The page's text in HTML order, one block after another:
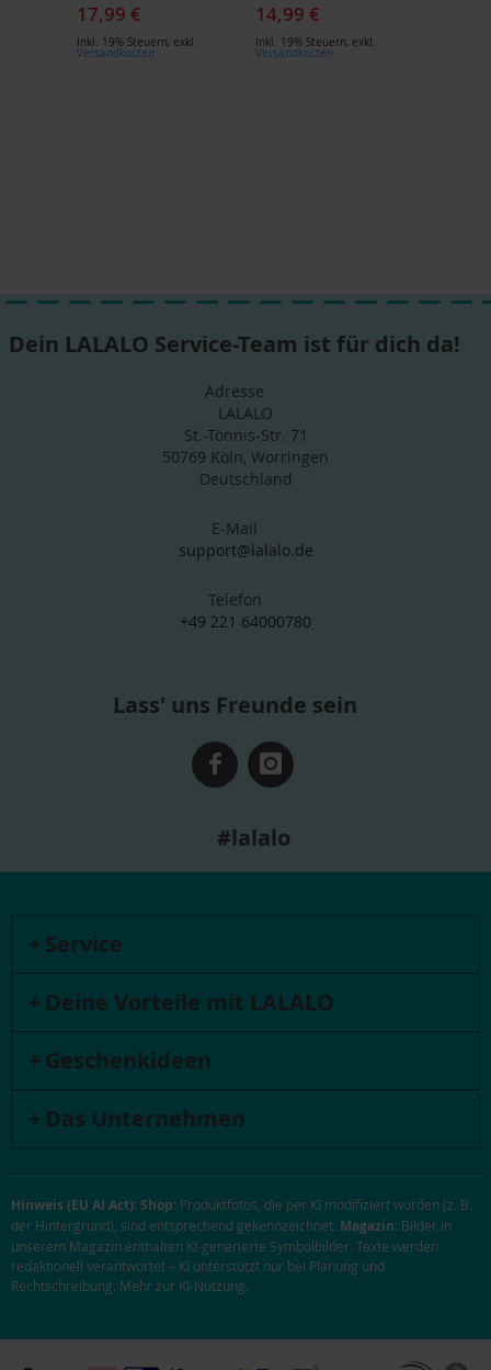
17,99 €
Inkl. 19% Steuern, exkl.
Versandkosten
14,99 €
Inkl. 19% Steuern, exkl.
Versandkosten
Dein LALALO Service-Team ist für dich da!
Adresse
LALALO
St.-Tönnis-Str. 71
50769 Köln, Worringen
Deutschland
E-Mail
support@lalalo.de
Telefon
+49 221 64000780
Lass' uns Freunde sein
#lalalo
Service
Deine Vorteile mit LALALO
Geschenkideen
Das Unternehmen
Hinweis (EU AI Act):Shop: Produktfotos, die per KI modifiziert wurden (z. B.
der Hintergrund), sind entsprechend gekennzeichnet. Magazin: Bilder in
unserem Magazin enthalten KI-generierte Symbolbilder. Texte werden
redaktionell verantwortet – KI unterstützt nur bei Planung und
Rechtschreibung. Mehr zur KI-Nutzung.